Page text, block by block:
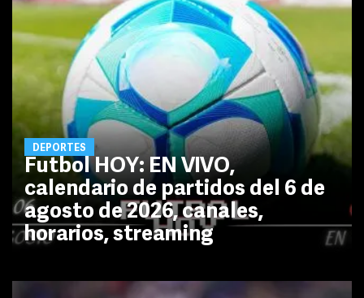
DEPORTES
Futbol HOY: EN VIVO,
calendario de partidos del 6 de
agosto de 2026, canales,
horarios, streaming